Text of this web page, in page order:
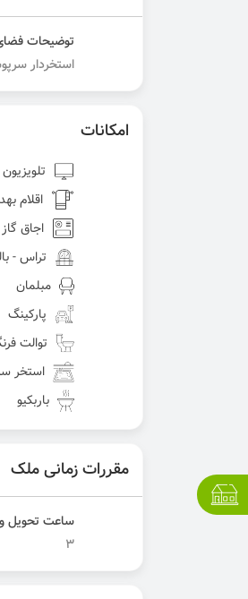
توضیحات
استخردار
امکانات
تلویزیون
اقلام
اجاق گاز
تراس -
مبلمان
پارکینگ
توالت
استخر
باربکیو
مقررات زمانی ملک
ساعت تحویل
3